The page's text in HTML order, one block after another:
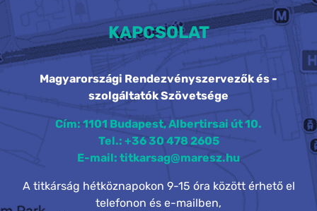
KAPCSOLAT
Magyarországi Rendezvényszervezők és -
szolgáltatók Szövetsége
Cím: 1101 Budapest, Albertirsai út 10.
Tel.: +36 30 478 2605
E-mail: titkarsag@maresz.hu
A titkárság hétköznapokon 9-15 óra között érhető el
telefonon és e-mailben,